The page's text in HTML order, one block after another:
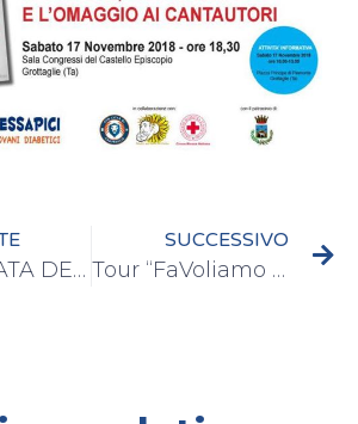
TRAVERSATA DEL LAGO 4 ZAMPE PER LA VITA
SUCCESSIVO
Tour “FaVoliamo con Denny” presso Ospedale di Francavilla Fontana (BR)